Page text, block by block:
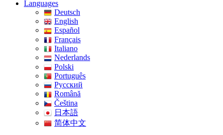
Languages
Deutsch
English
Español
Français
Italiano
Nederlands
Polski
Português
Pусский
Română
Čeština
日本語
简体中文